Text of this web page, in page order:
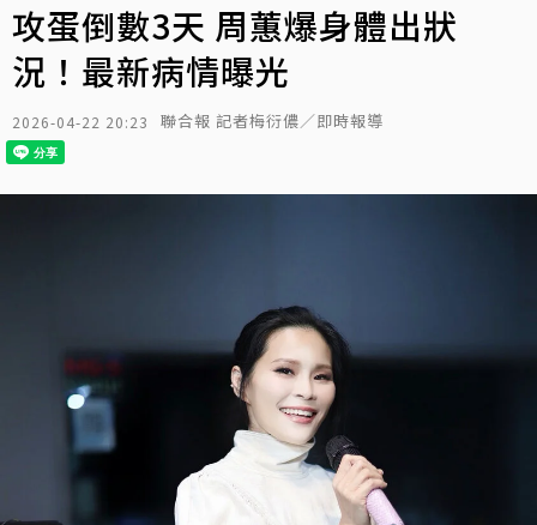
攻蛋倒數3天 周蕙爆身體出狀
況！最新病情曝光
2026-04-22 20:23 聯合報 記者梅衍儂／即時報導